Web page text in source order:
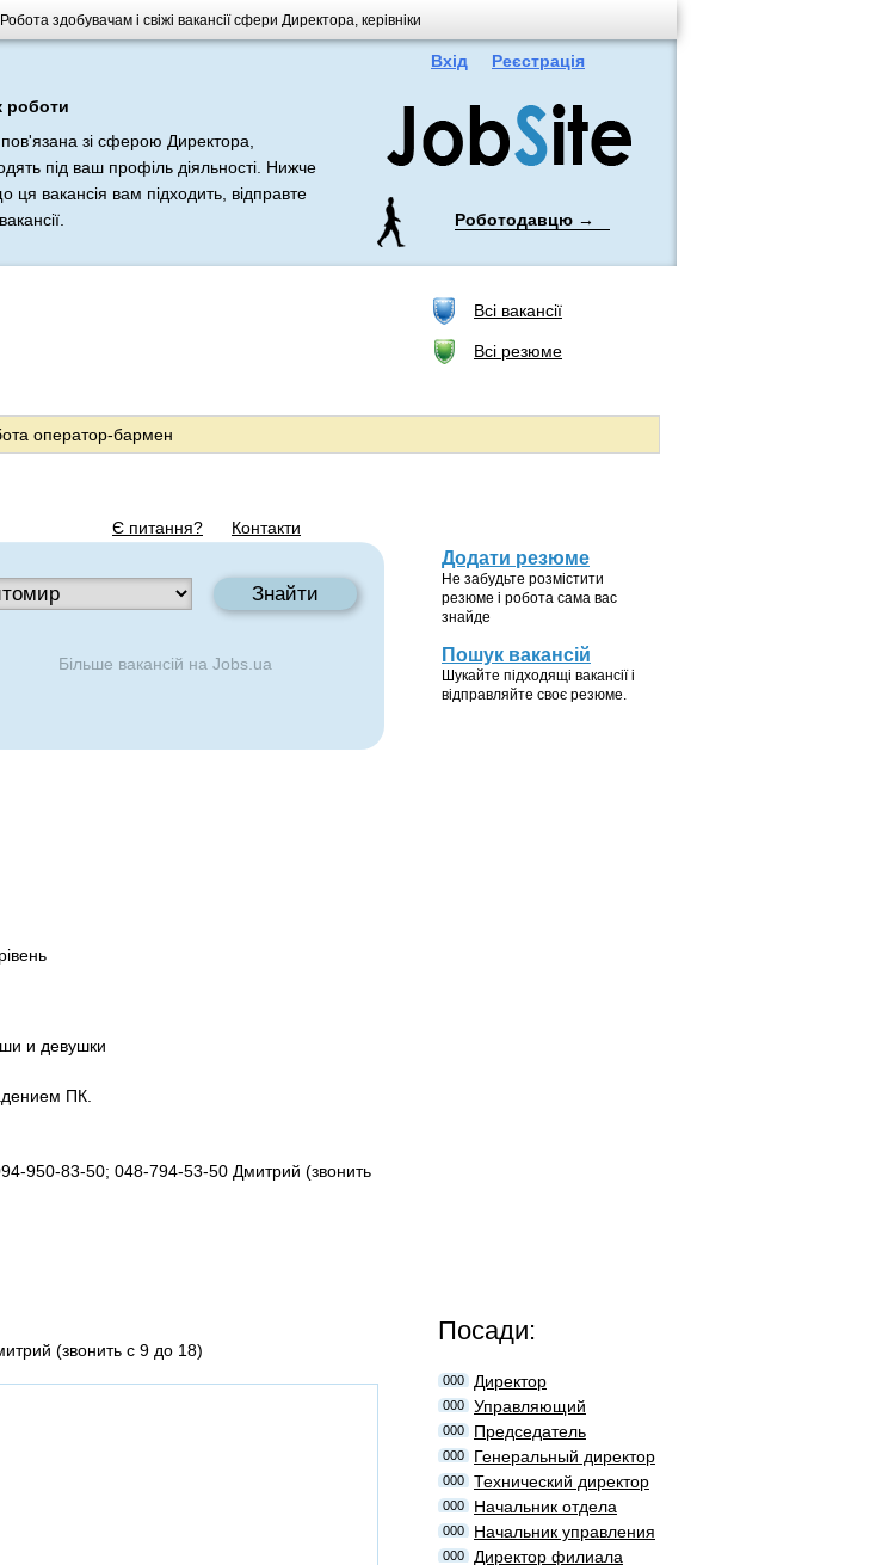
здобувачам і свіжі вакансії сфери Директора, керівніки
роботи
зі сферою Директора,
під ваш профіль діяльності. Нижче
вакансія вам підходить, відправте
Вхід Реєстрація
Роботодавцю →
Всі вакансії
Всі резюме
оператор-бармен
Є питання? Контакти
Більше вакансій на Jobs.ua
Додати резюме
Не забудьте розмістити
резюме і робота сама вас
знайде
Пошук вакансій
Шукайте підходящі вакансії і
відправляйте своє резюме.
и девушки
ПК.
950-83-50; 048-794-53-50 Дмитрий (звонить
(звонить с 9 до 18)
Посади:
000 Директор
000 Управляющий
000 Председатель
000 Генеральный директор
000 Технический директор
000 Начальник отдела
000 Начальник управления
000 Директор филиала